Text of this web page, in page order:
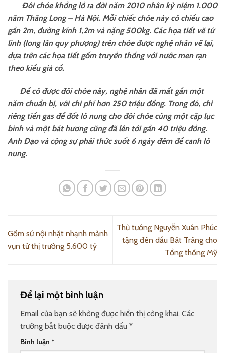
Đôi chóe khổng lồ ra đời năm 2010 nhân kỷ niệm 1.000
năm Thăng Long – Hà Nội. Mỗi chiếc chóe này có chiều cao
gần 2m, đường kính 1,2m và nặng 500kg. Các họa tiết vẽ tứ
linh (long lân quy phượng) trên chóe được nghệ nhân vẽ lại,
dựa trên các họa tiết gốm truyền thống với nước men rạn
theo kiểu giả cổ.
Để có được đôi chóe này, nghệ nhân đã mất gần một
năm chuẩn bị, với chi phí hơn 250 triệu đồng. Trong đó, chỉ
riêng tiền gas để đốt lò nung cho đôi chóe cùng một cặp lục
bình và một bát hương cũng đã lên tới gần 40 triệu đồng.
Anh Đạo và cộng sự phải thức suốt 6 ngày đêm để canh lò
nung.
Gốm sứ nội nhặt nhạnh mảnh
vụn từ thị trường 5.600 tỷ
Thủ tướng Nguyễn Xuân Phúc
tặng đèn dầu Bát Tràng cho
Tổng thống Mỹ
Để lại một bình luận
Email của bạn sẽ không được hiển thị công khai. Các
trường bắt buộc được đánh dấu *
Bình luận *